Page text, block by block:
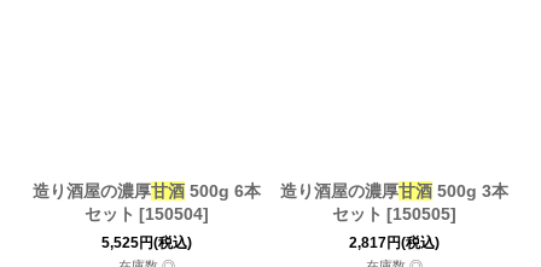
造り酒屋の濃厚甘酒500g 6本
セット [150504]
5,525円(税込)
造り酒屋の濃厚甘酒 500g 3本
セット [150505]
2,817円(税込)